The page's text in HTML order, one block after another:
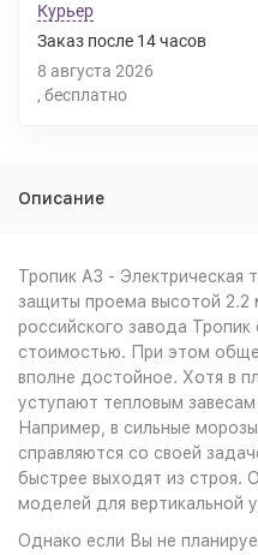
Курьер
Заказ после 14часов
8 августа 2026
Бесплатно
Описание
Тропик A3 - Электрическая
защиты проема высотой
российского завода
стоимостью. При этом
вполне достойное. Хотя в
уступают тепловым
Например, в сильные
справляются со своей
быстрее выходят из строя.
моделей для вертикальной
Однако если Вы не